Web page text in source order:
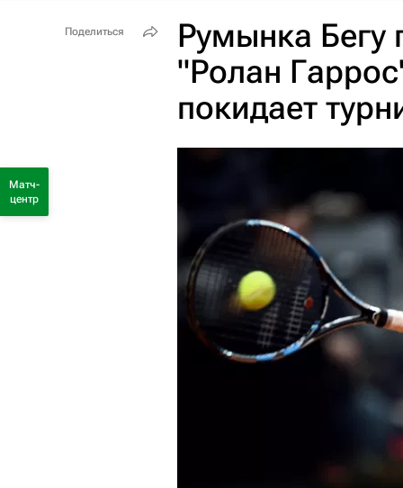
Румынка Бегу
"Ролан
покидает
Поделиться
Матч-
центр